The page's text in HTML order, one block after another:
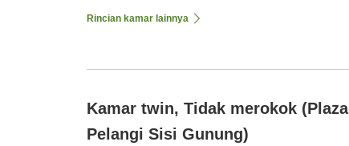
Rincian kamar lainnya
Kamar twin, Tidak merokok (Plaza
Pelangi Sisi Gunung)